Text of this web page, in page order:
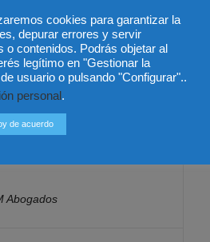
jornada sobrepasará los
aplicable, por ello
que sean descontables y que
el registro en la empresa
constituir una falta grave
susceptible de una sanción
Abogados
cookies para garantizar la
depurar errores y servir
o contenidos. Podrás objetar al
legítimo en "Gestionar la
usuario o pulsando "Configurar"..
personal .
de acuerdo